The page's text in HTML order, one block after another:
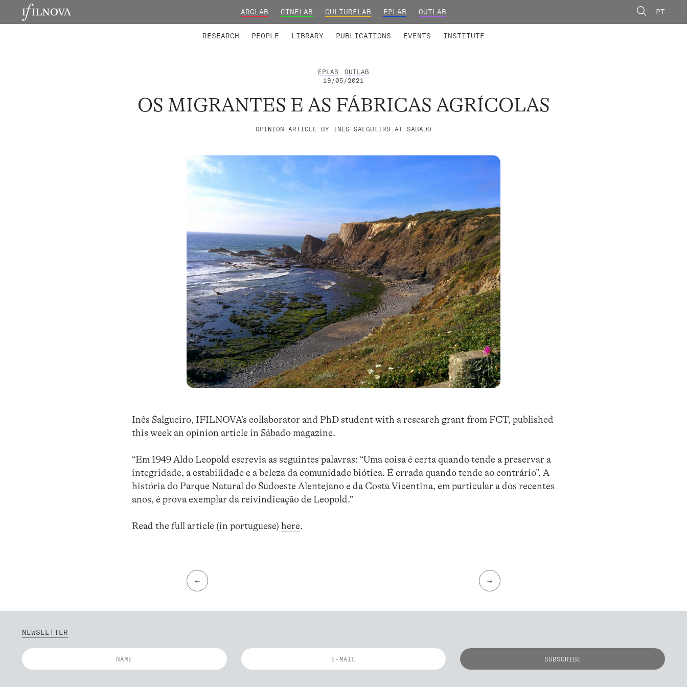
ARGLAB CINELAB CULTURELAB EPLAB OUTLAB PT
RESEARCH PEOPLE LIBRARY PUBLICATIONS EVENTS INSTITUTE
EPLAB
OUTLAB
19/05/2021
OS MIGRANTES E AS FÁBRICAS AGRÍCOLAS
OPINION ARTICLE BY INÊS SALGUEIRO AT SÁBADO
Inês Salgueiro, IFILNOVA’s collaborator and PhD student with a research grant from FCT, published
this week an opinion article in Sábado magazine.
“Em 1949 Aldo Leopold escrevia as seguintes palavras: “Uma coisa é certa quando tende a preservar a
integridade, a estabilidade e a beleza da comunidade biótica. É errada quando tende ao contrário”. A
história do Parque Natural do Sudoeste Alentejano e da Costa Vicentina, em particular a dos recentes
anos, é prova exemplar da reivindicação de Leopold.”
Read the full article (in portuguese) here.
← →
NEWSLETTER